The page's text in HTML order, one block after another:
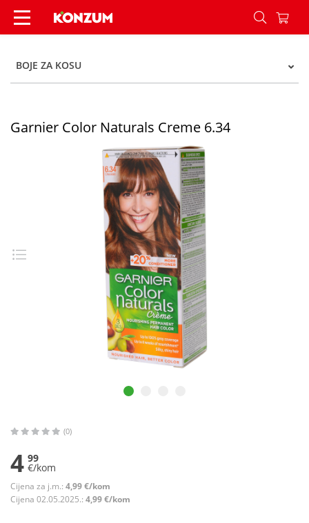
Garnier Color Naturals Creme 6.34 - Konzum
BOJE ZA KOSU
Garnier Color Naturals Creme 6.34
(0)
4 99
€/kom
Cijena za j.m.: 4,99 €/kom
Cijena 02.05.2025.: 4,99 €/kom